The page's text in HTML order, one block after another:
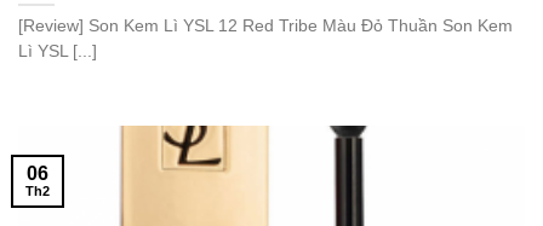
[Review] Son Kem Lì YSL 12 Red Tribe Màu Đỏ Thuần Son Kem
Lì YSL [...]
06
Th2